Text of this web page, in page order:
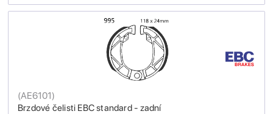
Brzdové čelisti EBC standard - zadní
(AE6101)